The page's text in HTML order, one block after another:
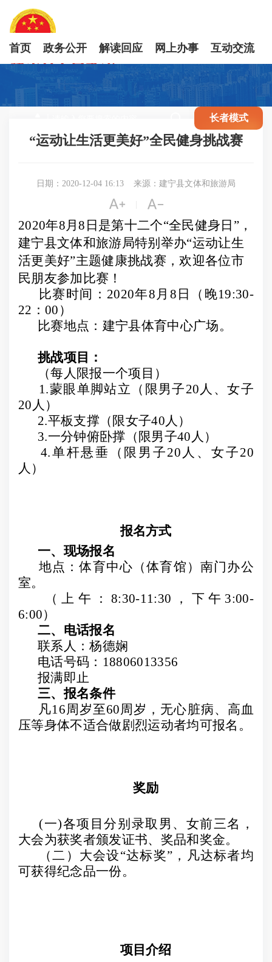
首页 政务公开 解读回应 网上办事 互动交流
长者模式
“运动让生活更美好”全民健身挑战赛
日期：2020-12-04 16:13 来源：建宁县文体和旅游局
 
2020年8月8 日是第十二个“全民健身日 ” ，
建宁县文体和旅游局特别举办“运动让生
活更美好”主题健康挑战赛，欢迎各位市
民朋友参加比赛！
比赛时间： 2020年8 月 8 日 （晚19:30-
22 ：00 ）
比赛地点：建宁县体育中心广场。
挑战项目：
（每人限报一个项目）
1.蒙眼单脚站立（限男子20 人、女子
20 人）
2.平板支撑（限女子40人）
3.一分钟俯卧撑（限男子40 人）
4.单杆悬垂（限男子20 人、女子20
人）
报名方式
一、现场报名
地点：体育中心（体育馆）南门办公
室。
（上午：8:30-11:30 ，下午 3:00-
6:00）
二、电话报名
联系人：杨德娴
电话号码： 18806013356
报满即止
三、报名条件
凡16周岁至60周岁，无心脏病、高血
压等身体不适合做剧烈运动者均可报名。
奖励
(一)各项目分别录取男、女前三名，
大会为获奖者颁发证书、奖品和奖金。
（二）大会设“达标奖” ，凡达标者均
可获得纪念品一份。
项目介绍